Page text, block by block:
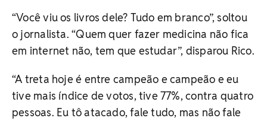
“Você viu os livros dele? Tudo em branco”, soltou
o jornalista. “Quem quer fazer medicina não fica
em internet não, tem que estudar”, disparou Rico.
“A treta hoje é entre campeão e campeão e eu
tive mais índice de votos, tive 77%, contra quatro
pessoas. Eu tô atacado, fale tudo, mas não fale